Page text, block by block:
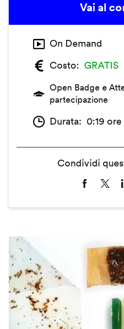
Vai al
On Demand
Costo
GRATIS
Open Badge e
partecipazione
Durata 0:19 ore
Condividi